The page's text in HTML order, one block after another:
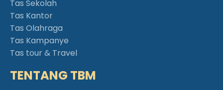
Tas Sekolah
Tas Kantor
Tas Olahraga
Tas Kampanye
Tas tour & Travel
TENTANG TBM